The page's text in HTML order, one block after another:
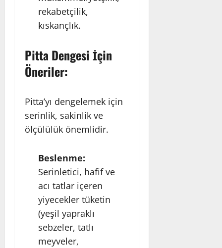
rekabetçilik,
kıskançlık.
Pitta Dengesi İçin
Öneriler:
Pitta’yı dengelemek için
serinlik, sakinlik ve
ölçülülük önemlidir.
Beslenme:
Serinletici, hafif ve
acı tatlar içeren
yiyecekler tüketin
(yeşil yapraklı
sebzeler, tatlı
meyveler,